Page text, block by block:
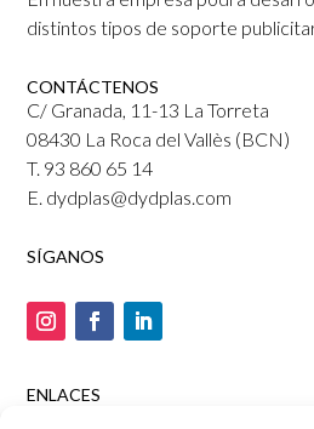
distintos tipos de soporte
CONTÁCTENOS
C/ Granada, 11-13 La Torreta
08430 La Roca del Vallès (BCN)
T. 93 860 65 14
E. dydplas@dydplas.com
SÍGANOS
ENLACES